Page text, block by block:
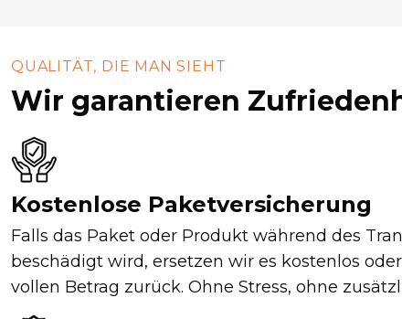
QUALITÄT, DIE MAN SIEHT
Wir garantieren
Kostenlose Paketversicherung
Falls das Paket oder Produkt während des
beschädigt wird, ersetzen wir es kostenlos
vollen Betrag zurück. Ohne Stress, ohne